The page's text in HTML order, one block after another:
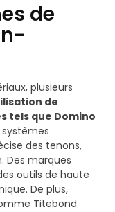
de
plusieurs
de
tels que Domino
des tenons,
Des marques
outils de haute
De plus,
Titebond